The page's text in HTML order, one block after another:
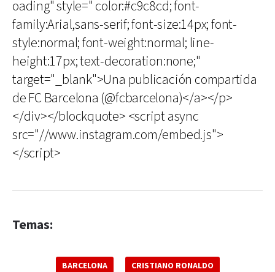
oading" style=" color:#c9c8cd; font-
family:Arial,sans-serif; font-size:14px; font-
style:normal; font-weight:normal; line-
height:17px; text-decoration:none;"
target="_blank">Una publicación compartida
de FC Barcelona (@fcbarcelona)</a></p>
</div></blockquote> <script async
src="//www.instagram.com/embed.js">
</script>
Temas:
BARCELONA CRISTIANO RONALDO